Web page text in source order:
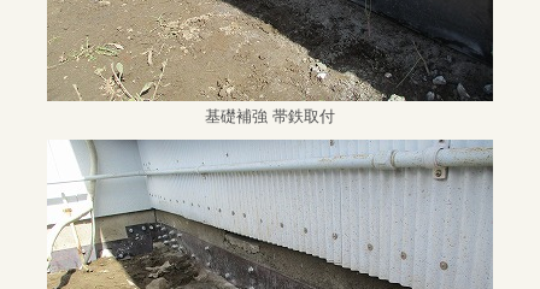
基礎補強 帯鉄取付